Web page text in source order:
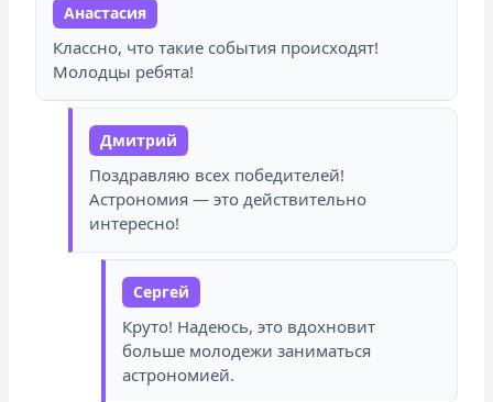
Анастасия
Классно, что такие события происходят!
Молодцы ребята!
Дмитрий
Поздравляю всех победителей!
Астрономия — это действительно
интересно!
Сергей
Круто! Надеюсь, это вдохновит
больше молодежи заниматься
астрономией.